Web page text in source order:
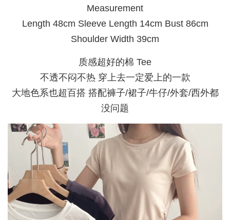
Measurement
Length 48cm Sleeve Length 14cm Bust 86cm
Shoulder Width 39cm
质感超好的棉 Tee
不透不闷不热 穿上去一定爱上的一款
大地色系也超百搭 搭配褲子/裙子/牛仔/外套/西外都
没问题